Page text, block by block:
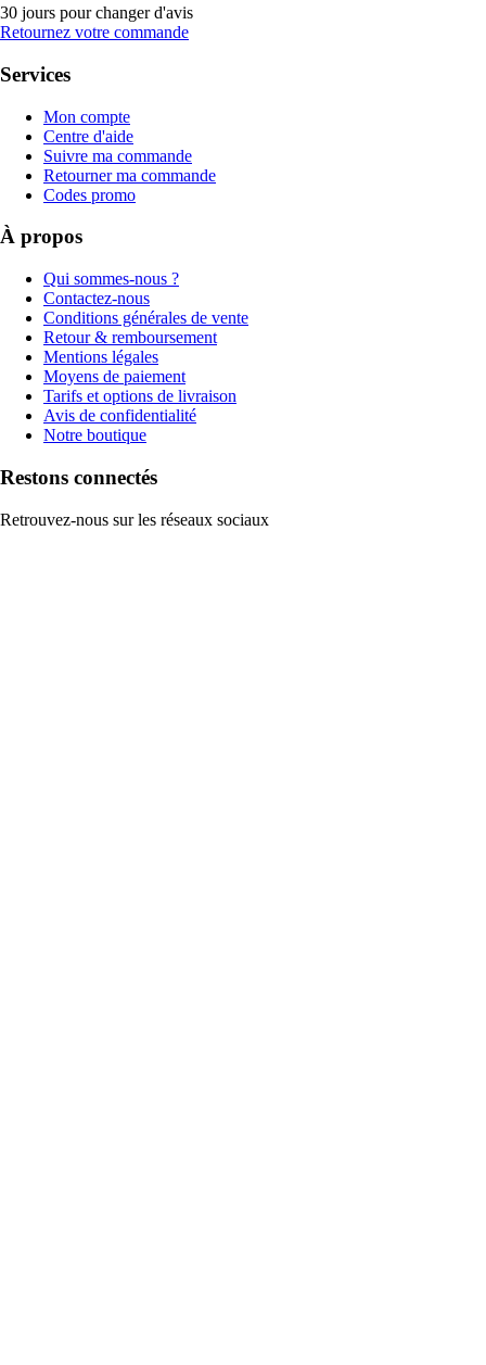
30 jours pour changer d'avis
Retournez votre commande
Services
Mon compte
Centre d'aide
Suivre ma commande
Retourner ma commande
Codes promo
À propos
Qui sommes-nous ?
Contactez-nous
Conditions générales de vente
Retour & remboursement
Mentions légales
Moyens de paiement
Tarifs et options de livraison
Avis de confidentialité
Notre boutique
Restons connectés
Retrouvez-nous sur les réseaux sociaux